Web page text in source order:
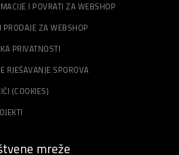
I POVRATI ZA WEBSHOP
PRODAJE ZA WEBSHOP
PRIVATNOSTI
RJEŠAVANJE SPOROVA
(COOKIES)
mreže